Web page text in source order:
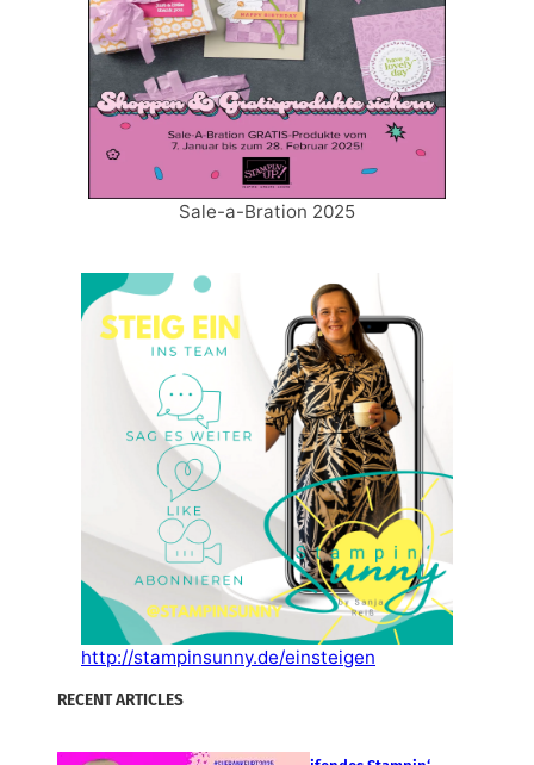
Sale-a-Bration 2025
http://stampinsunny.de/einsteigen
RECENT ARTICLES